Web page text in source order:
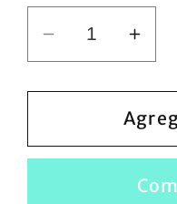
Reducir
cantidad
para
Sudadera
Girls
para
Girls